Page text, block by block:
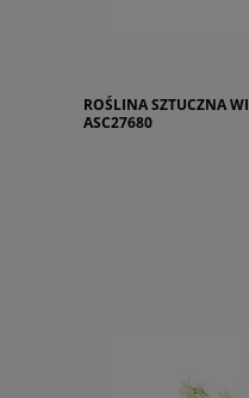
ROŚLINA SZTUCZNA
ASC27680